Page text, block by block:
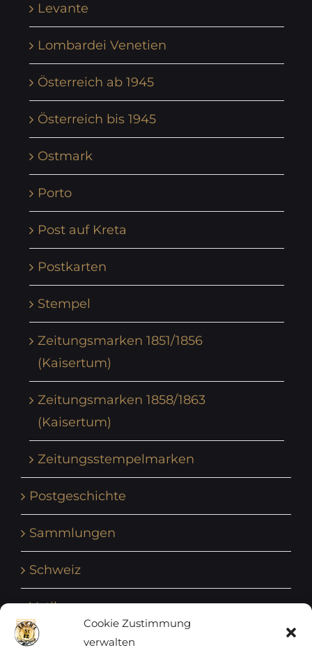
Cookie Zustimmung
verwalten
Levante
Lombardei Venetien
Österreich ab 1945
Österreich bis 1945
Ostmark
Porto
Post auf Kreta
Postkarten
Stempel
Zeitungsmarken 1851/1856
(Kaisertum)
Zeitungsmarken 1858/1863
(Kaisertum)
Zeitungsstempelmarken
Postgeschichte
Sammlungen
Schweiz
Vatikan
Vereinte Nationen